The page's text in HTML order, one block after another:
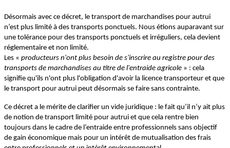
Désormais avec ce décret, le transport de marchandises pour autrui
n’est plus limité à des transports ponctuels. Nous étions auparavant sur
une tolérance pour des transports ponctuels et irréguliers, cela devient
réglementaire et non limité.
Les « producteurs n'ont plus besoin de s'inscrire au registre pour des
transports de marchandises au titre de l'entraide agricole » : cela
signifie qu'ils n'ont plus l'obligation d'avoir la licence transporteur et que
le transport pour autrui peut désormais se faire sans contrainte.
Ce décret a le mérite de clarifier un vide juridique : le fait qu’il n’y ait plus
de notion de transport limité pour autrui et que cela rentre bien
toujours dans le cadre de l’entraide entre professionnels sans objectif
de gain économique mais pour un intérêt de mutualisation des frais